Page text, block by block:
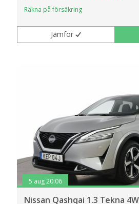
Räkna på försäkring
Jämför
5 aug 20:06
Nissan Qashqai 1.3 Tekna